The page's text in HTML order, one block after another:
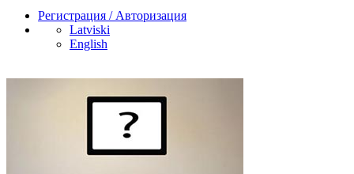
Регистрация / Авторизация
Latviski
English